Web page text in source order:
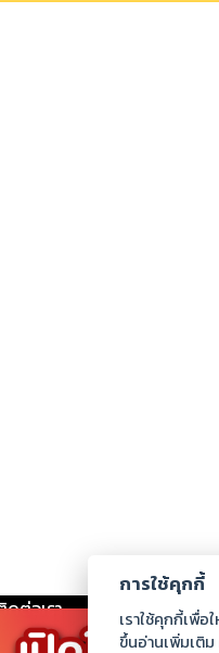
ดต่อเรา ร่วมงานกับเรา
การใช้คุกกี้
เราใช้คุกกี้เพื่
ขึ้นอ่านเพิ่มเติม